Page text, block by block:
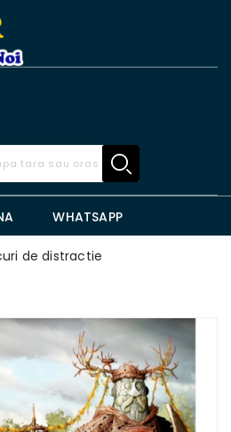
WHATSAPP
de distractie